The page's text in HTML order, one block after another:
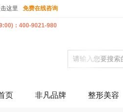
这里 免费在线咨询
：400-9021-980
页 非凡品牌 整形美容